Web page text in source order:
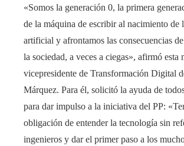
«Somos la generación 0, la primera
de la máquina de escribir al nacimiento de
artificial y afrontamos las consecuencias
la sociedad, a veces a ciegas», afirmó esta
vicepresidente de Transformación Digital
Márquez. Para él, solicitó la ayuda de
para dar impulso a la iniciativa del PP:
obligación de entender la tecnología sin
ingenieros y dar el primer paso a los